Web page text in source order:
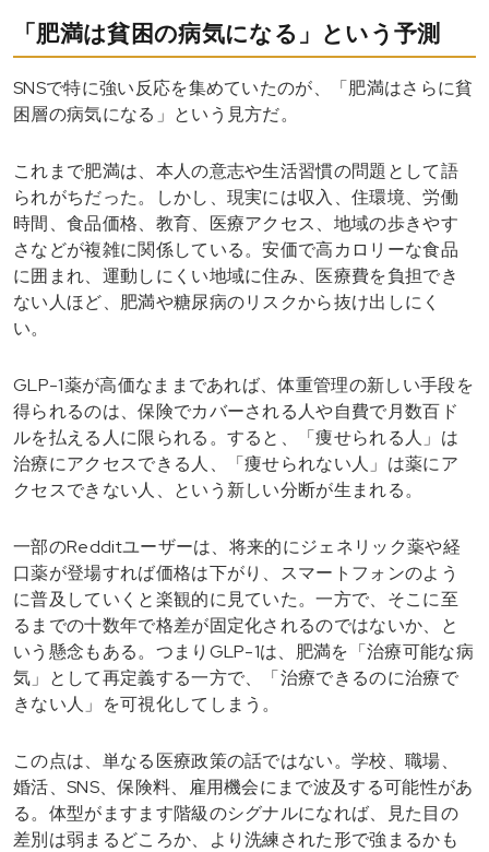
「肥満は貧困の病気になる」という予測
SNSで特に強い反応を集めていたのが、「肥満はさらに貧
困層の病気になる」という見方だ。
これまで肥満は、本人の意志や生活習慣の問題として語
られがちだった。しかし、現実には収入、住環境、労働
時間、食品価格、教育、医療アクセス、地域の歩きやす
さなどが複雑に関係している。安価で高カロリーな食品
に囲まれ、運動しにくい地域に住み、医療費を負担でき
ない人ほど、肥満や糖尿病のリスクから抜け出しにく
い。
GLP-1薬が高価なままであれば、体重管理の新しい手段を
得られるのは、保険でカバーされる人や自費で月数百ド
ルを払える人に限られる。すると、「痩せられる人」は
治療にアクセスできる人、「痩せられない人」は薬にア
クセスできない人、という新しい分断が生まれる。
一部のRedditユーザーは、将来的にジェネリック薬や経
口薬が登場すれば価格は下がり、スマートフォンのよう
に普及していくと楽観的に見ていた。一方で、そこに至
るまでの十数年で格差が固定化されるのではないか、と
いう懸念もある。つまりGLP-1は、肥満を「治療可能な病
気」として再定義する一方で、「治療できるのに治療で
きない人」を可視化してしまう。
この点は、単なる医療政策の話ではない。学校、職場、
婚活、SNS、保険料、雇用機会にまで波及する可能性があ
る。体型がますます階級のシグナルになれば、見た目の
差別は弱まるどころか、より洗練された形で強まるかも